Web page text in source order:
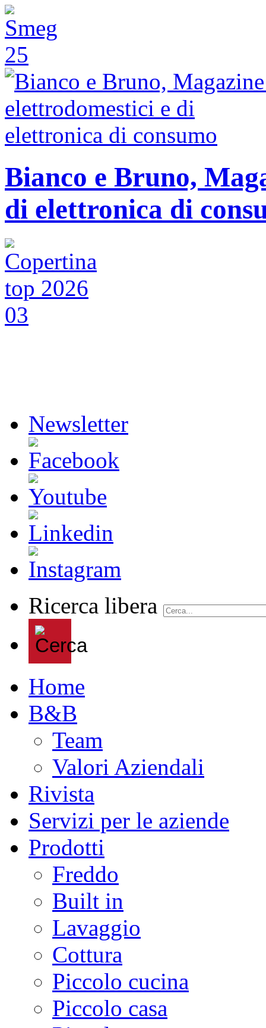
Bianco e Bruno,
di elettronica di
Newsletter
Ricerca libera
Home
B&B
Team
Valori Aziendali
Rivista
Servizi per le aziende
Prodotti
Freddo
Built in
Lavaggio
Cottura
Piccolo cucina
Piccolo casa